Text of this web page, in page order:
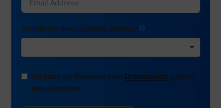
Ich möchte News-Updates erhalten:
Ich habe die Hinweise zum Datenschutz gelesen
und akzeptiert.